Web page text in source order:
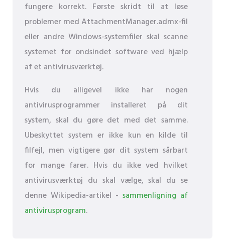
fungere korrekt. Første skridt til at løse
problemer med AttachmentManager.admx-fil
eller andre Windows-systemfiler skal scanne
systemet for ondsindet software ved hjælp
af et antivirusværktøj.
Hvis du alligevel ikke har nogen
antivirusprogrammer installeret på dit
system, skal du gøre det med det samme.
Ubeskyttet system er ikke kun en kilde til
filfejl, men vigtigere gør dit system sårbart
for mange farer. Hvis du ikke ved hvilket
antivirusværktøj du skal vælge, skal du se
denne Wikipedia-artikel - sammenligning af
antivirusprogram.